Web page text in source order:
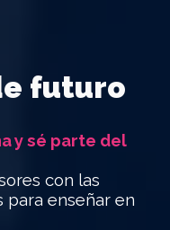
futuro
y sé parte del
con las
para enseñar en